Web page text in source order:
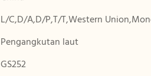
L/C,D/A,D/P,T/T,Western
Pengangkutan laut
GS252